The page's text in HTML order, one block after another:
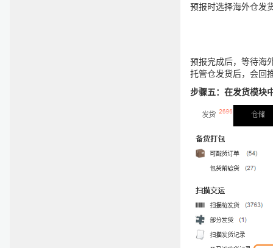
预报时选择海外仓发
预报完成后，等待海
托管仓发货后，会回
步骤五：在发货模块